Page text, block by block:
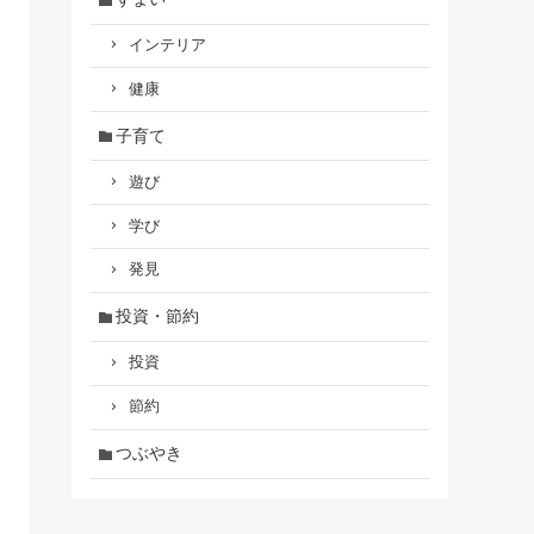
インテリア
健康
子育て
遊び
学び
発見
投資・節約
投資
節約
つぶやき